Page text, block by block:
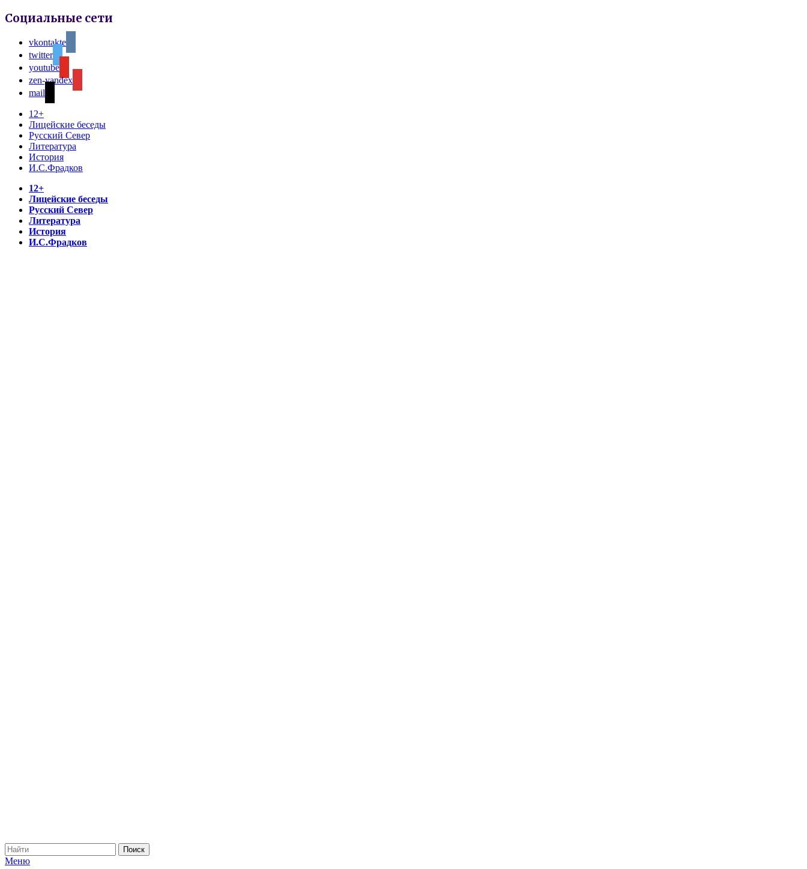
Социальные сети
vkontakte
twitter
youtube
zen-yandex
mail
12+
Лицейские беседы
Русский Север
Литература
История
И.С.Фрадков
12+
Лицейские беседы
Русский Север
Литература
История
И.С.Фрадков
Меню